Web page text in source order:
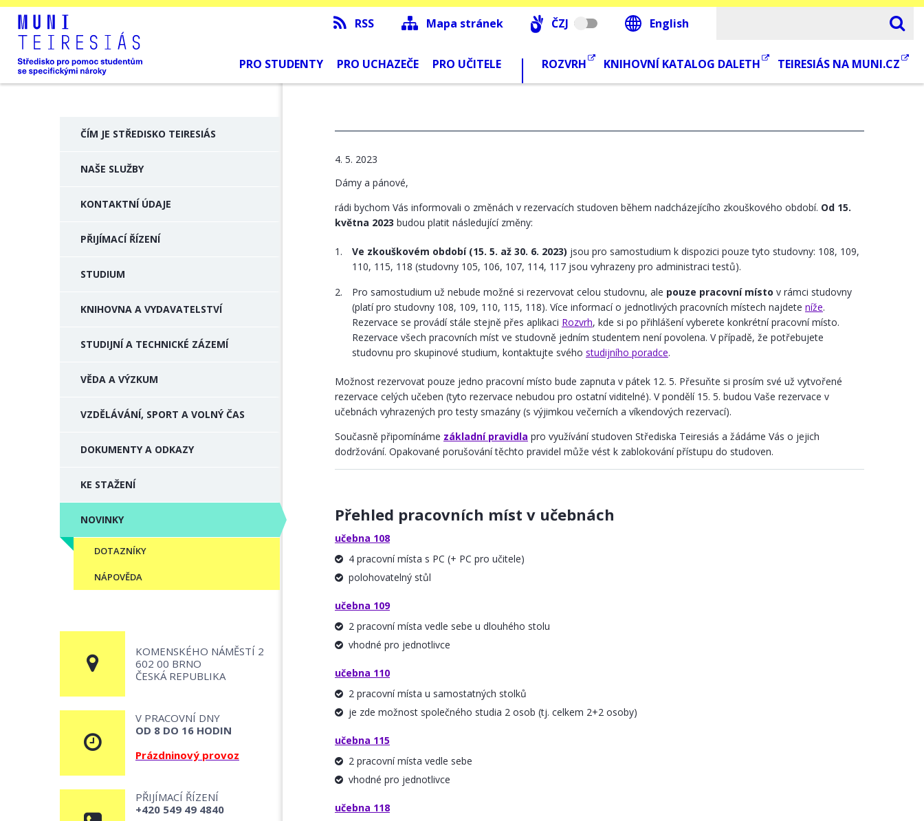
RSS Mapa stránek ČZJ English
PRO STUDENTY PRO UCHAZEČE PRO UČITELE ROZVRH KNIHOVNÍ KATALOG DALETH TEIRESIÁS NA MUNI.CZ
ČÍM JE STŘEDISKO TEIRESIÁS
NAŠE SLUŽBY
KONTAKTNÍ ÚDAJE
PŘIJÍMACÍ ŘÍZENÍ
STUDIUM
KNIHOVNA A VYDAVATELSTVÍ
STUDIJNÍ A TECHNICKÉ ZÁZEMÍ
VĚDA A VÝZKUM
VZDĚLÁVÁNÍ, SPORT A VOLNÝ ČAS
DOKUMENTY A ODKAZY
KE STAŽENÍ
NOVINKY
DOTAZNÍKY
NÁPOVĚDA
KOMENSKÉHO NÁMĚSTÍ 2
602 00 BRNO
ČESKÁ REPUBLIKA
V PRACOVNÍ DNY
OD 8 DO 16 HODIN
Prázdninový provoz
PŘIJÍMACÍ ŘÍZENÍ
+420 549 49 4840
4. 5. 2023
Dámy a pánové,
rádi bychom Vás informovali o změnách v rezervacích studoven během nadcházejícího zkouškového období. Od 15.
května 2023 budou platit následující změny:
Ve zkouškovém období (15. 5. až 30. 6. 2023) jsou pro samostudium k dispozici pouze tyto studovny: 108, 109,
110, 115, 118 (studovny 105, 106, 107, 114, 117 jsou vyhrazeny pro administraci testů).
Pro samostudium už nebude možné si rezervovat celou studovnu, ale pouze pracovní místo v rámci studovny
(platí pro studovny 108, 109, 110, 115, 118). Více informací o jednotlivých pracovních místech najdete níže.
Rezervace se provádí stále stejně přes aplikaci Rozvrh, kde si po přihlášení vyberete konkrétní pracovní místo.
Rezervace všech pracovních míst ve studovně jedním studentem není povolena. V případě, že potřebujete
studovnu pro skupinové studium, kontaktujte svého studijního poradce.
Možnost rezervovat pouze jedno pracovní místo bude zapnuta v pátek 12. 5. Přesuňte si prosím své už vytvořené
rezervace celých učeben (tyto rezervace nebudou pro ostatní viditelné). V pondělí 15. 5. budou Vaše rezervace v
učebnách vyhrazených pro testy smazány (s výjimkou večerních a víkendových rezervací).
Současně připomínáme základní pravidla pro využívání studoven Střediska Teiresiás a žádáme Vás o jejich
dodržování. Opakované porušování těchto pravidel může vést k zablokování přístupu do studoven.
Přehled pracovních míst v učebnách
učebna 108
4 pracovní místa s PC (+ PC pro učitele)
polohovatelný stůl
učebna 109
2 pracovní místa vedle sebe u dlouhého stolu
vhodné pro jednotlivce
učebna 110
2 pracovní místa u samostatných stolků
je zde možnost společného studia 2 osob (tj. celkem 2+2 osoby)
učebna 115
2 pracovní místa vedle sebe
vhodné pro jednotlivce
učebna 118